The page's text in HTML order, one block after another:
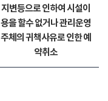
지변등으로 인하여 시설이
용을 할수 없거나 관리운영
주체의 귀책사유로 인한 예
약취소